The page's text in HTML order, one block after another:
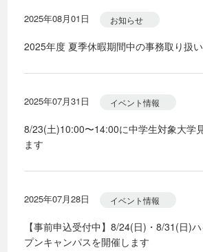
2025年08月01日 お知らせ
2025年度 夏季休暇期間中の事務取り扱
2025年07月31日 イベント情報
8/23(土)10:00〜14:00に中学生対象大学
ます
2025年07月28日 イベント情報
【事前申込受付中】8/24(日)・8/31(日)
プンキャンパスを開催します